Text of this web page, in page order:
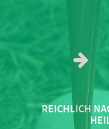
REICHLICH